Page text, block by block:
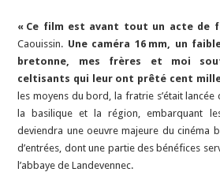
« Ce film est avant tout un acte de
Caouissin. Une caméra 16 mm, un
bretonne, mes frères et moi
celtisants qui leur ont prêté cent
les moyens du bord, la fratrie s’était lancée
la basilique et la région, embarquant
deviendra une oeuvre majeure du cinéma
d’entrées, dont une partie des bénéfices
l’abbaye de Landevennec.